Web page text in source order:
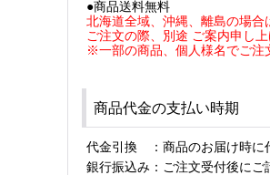
●商品送料無料
北海道全域、沖縄、離島の場合
ご注文の際、別途 ご案内申し
※一部の商品、個人様名でご注
商品代金の支払い時期
代金引換 ：商品のお届け時に
銀行振込み：ご注文受付後にご